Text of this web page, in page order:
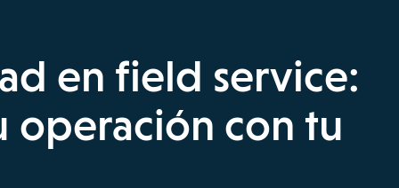
en field service:
operación con tu